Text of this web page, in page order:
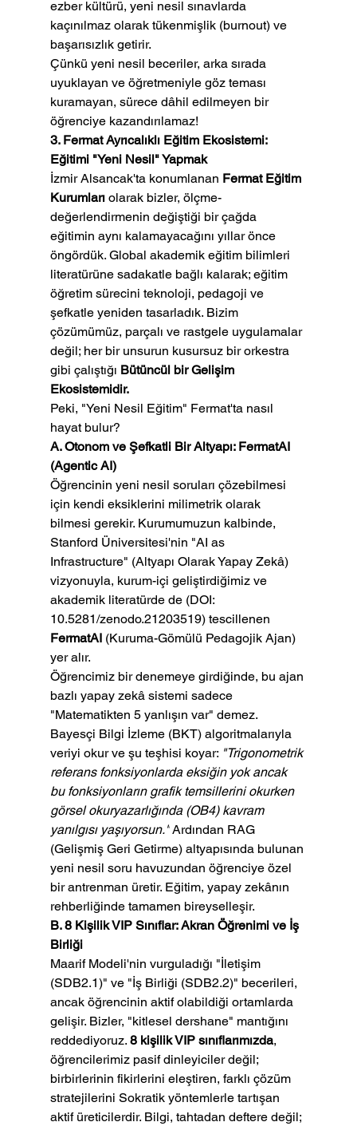
ezber kültürü, yeni nesil sınavlarda
kaçınılmaz olarak tükenmişlik (burnout) ve
başarısızlık getirir.
Çünkü yeni nesil beceriler, arka sırada
uyuklayan ve öğretmeniyle göz teması
kuramayan, sürece dâhil edilmeyen bir
öğrenciye kazandırılamaz!
3. Fermat Ayrıcalıklı Eğitim Ekosistemi:
Eğitimi "Yeni Nesil" Yapmak
İzmir Alsancak'ta konumlanan Fermat Eğitim
Kurumları olarak bizler, ölçme-
değerlendirmenin değiştiği bir çağda
eğitimin aynı kalamayacağını yıllar önce
öngördük. Global akademik eğitim bilimleri
literatürüne sadakatle bağlı kalarak; eğitim
öğretim sürecini teknoloji, pedagoji ve
şefkatle yeniden tasarladık. Bizim
çözümümüz, parçalı ve rastgele uygulamalar
değil; her bir unsurun kusursuz bir orkestra
gibi çalıştığı Bütüncül bir Gelişim
Ekosistemidir.
Peki, "Yeni Nesil Eğitim" Fermat'ta nasıl
hayat bulur?
A. Otonom ve Şefkatli Bir Altyapı: FermatAI
(Agentic AI)
Öğrencinin yeni nesil soruları çözebilmesi
için kendi eksiklerini milimetrik olarak
bilmesi gerekir. Kurumumuzun kalbinde,
Stanford Üniversitesi'nin "AI as
Infrastructure" (Altyapı Olarak Yapay Zekâ)
vizyonuyla, kurum-içi geliştirdiğimiz ve
akademik literatürde de (DOI:
10.5281/zenodo.21203519) tescillenen
FermatAI (Kuruma-Gömülü Pedagojik Ajan)
yer alır.
Öğrencimiz bir denemeye girdiğinde, bu ajan
bazlı yapay zekâ sistemi sadece
"Matematikten 5 yanlışın var" demez.
Bayesçi Bilgi İzleme (BKT) algoritmalarıyla
veriyi okur ve şu teşhisi koyar: "Trigonometrik
referans fonksiyonlarda eksiğin yok ancak
bu fonksiyonların grafik temsillerini okurken
görsel okuryazarlığında (OB4) kavram
yanılgısı yaşıyorsun." Ardından RAG
(Gelişmiş Geri Getirme) altyapısında bulunan
yeni nesil soru havuzundan öğrenciye özel
bir antrenman üretir. Eğitim, yapay zekânın
rehberliğinde tamamen bireyselleşir.
B. 8 Kişilik VIP Sınıflar: Akran Öğrenimi ve İş
Birliği
Maarif Modeli'nin vurguladığı "İletişim
(SDB2.1)" ve "İş Birliği (SDB2.2)" becerileri,
ancak öğrencinin aktif olabildiği ortamlarda
gelişir. Bizler, "kitlesel dershane" mantığını
reddediyoruz. 8 kişilik VIP sınıflarımızda,
öğrencilerimiz pasif dinleyiciler değil;
birbirlerinin fikirlerini eleştiren, farklı çözüm
stratejilerini Sokratik yöntemlerle tartışan
aktif üreticilerdir. Bilgi, tahtadan deftere değil;